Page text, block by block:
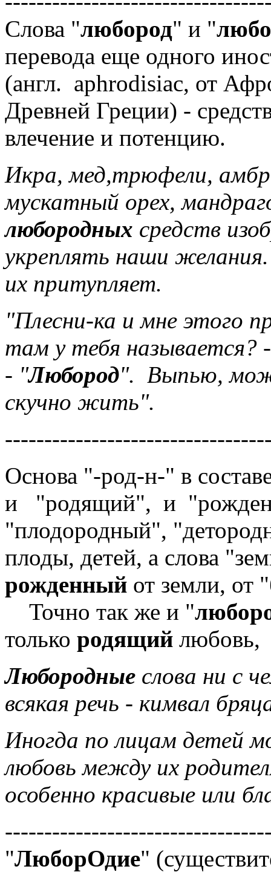
Слова "любород" и "
перевода еще одного
(англ. aphrodisiac, от
Древней Греции) -
влечение и потенцию.
Икра, мед,трюфели,
мускатный орех,
любородных средств
укреплять наши
их притупляет.
"Плесни-ка и мне этого
там у тебя называется? -
- "Любород". Выпью,
скучно жить".
Основа "-род-н-" в
и "родящий", и
"плодородный",
плоды, детей, а слова
рожденный от земли, от
Точно так же и "
только родящий
Любородные слова ни с
всякая речь - кимвал
Иногда по лицам детей
любовь между их
особенно красивые или
"ЛюборОдие"